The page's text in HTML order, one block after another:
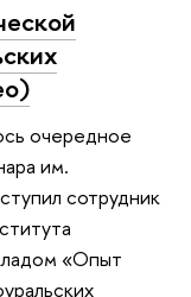
очередное
им.
сотрудник
«Опыт